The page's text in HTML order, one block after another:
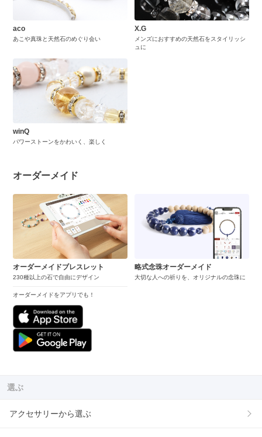
aco
あこや真珠と天然石のめぐり会い
X.G
メンズにおすすめの天然石をスタイリッシ
ュに
winQ
パワーストーンをかわいく、楽しく
オーダーメイド
オーダーメイドブレスレット
230種以上の石で自由にデザイン
オーダーメイドをアプリでも！
略式念珠オーダーメイド
大切な人への祈りを、オリジナルの念珠に
選ぶ
アクセサリーから選ぶ